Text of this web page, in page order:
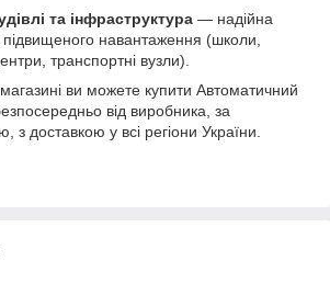
та інфраструктура — надійна
навантаження (школи,
транспортні вузли).
ви можете купити Автоматичний
від виробника, за
з доставкою у всі регіони України.